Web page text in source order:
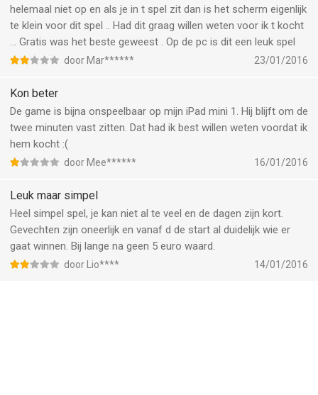
helemaal niet op en als je in t spel zit dan is het scherm eigenlijk
te klein voor dit spel .. Had dit graag willen weten voor ik t kocht
... Gratis was het beste geweest . Op de pc is dit een leuk spel
door Mar****** 23/01/2016
Kon beter
De game is bijna onspeelbaar op mijn iPad mini 1. Hij blijft om de
twee minuten vast zitten. Dat had ik best willen weten voordat ik
hem kocht :(
door Mee****** 16/01/2016
Leuk maar simpel
Heel simpel spel, je kan niet al te veel en de dagen zijn kort.
Gevechten zijn oneerlijk en vanaf d de start al duidelijk wie er
gaat winnen. Bij lange na geen 5 euro waard.
door Lio**** 14/01/2016